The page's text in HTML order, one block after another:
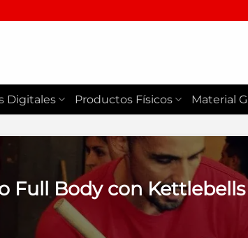
Digitales Productos Físicos Material
Full Body con Kettlebells